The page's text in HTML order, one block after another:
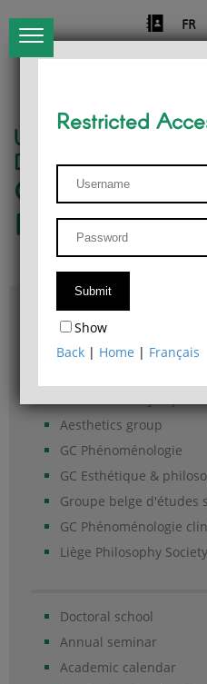
FR
University of Liège
Départment of
Center for
Research
Access & maps
Philosophy Department
Aesthetics group
GC Phénoménologie
GC Esthétique &
Groupe belge d'études
GC Phénoménologie
Liège Philosophy Society
Doctoral school
Annual seminar
Academic calendar
Restricted
Show
Back | Home | Français